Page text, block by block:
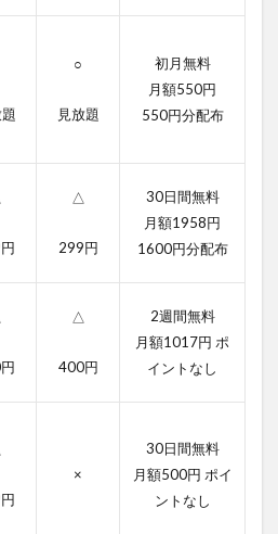
○
見放題
初月無料
月額550円
550円分配布
△
299円
30日間無料
月額1958円
1600円分配布
△
400円
2週間無料
月額1017円 ポ
イントなし
×
30日間無料
月額500円 ポイ
ントなし